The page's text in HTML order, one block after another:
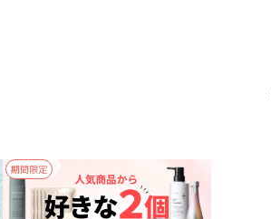
期間限定